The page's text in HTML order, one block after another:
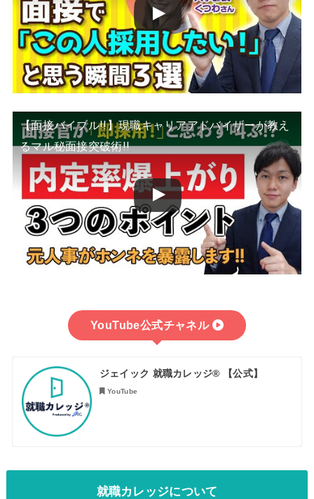
【面接バイブル!!】現職キャリアアドバイザーが教え
るマル秘面接突破術!!
YouTube公式チャネル
ジェイック 就職カレッジ® 【公式】
YouTube
就職カレッジについて